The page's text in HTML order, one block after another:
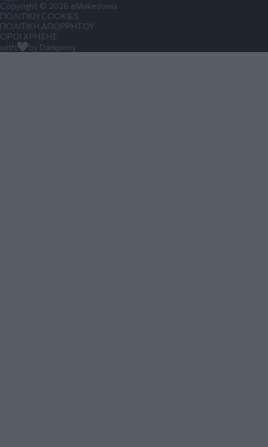
Copyright © 2026 eMakedonia
ΠΟΛΙΤΙΚΗ COOKIES
ΠΟΛΙΤΙΚΗ ΑΠΟΡΡΗΤΟΥ
ΟΡΟΙ ΧΡΗΣΗΣ
with
by Darkpony